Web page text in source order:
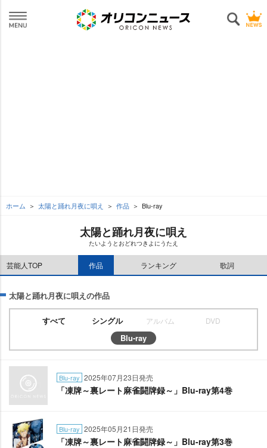
ホーム 太陽と踊れ月夜に唄え 作品 Blu-ray
太陽と踊れ月夜に唄え
たいようとおどれつきよにうたえ
芸能人TOP 作品 ランキング 歌詞
太陽と踊れ月夜に唄えの作品
すべて シングル アルバム DVD
Blu-ray
Blu-ray 2025年07月23日発売
「凍牌～裏レート麻雀闘牌録～」Blu-ray第4巻
Blu-ray 2025年05月21日発売
「凍牌～裏レート麻雀闘牌録～」Blu-ray第3巻